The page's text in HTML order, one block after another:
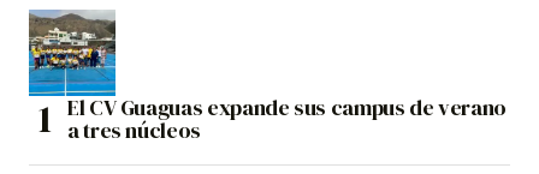
El CV Guaguas expande sus campus de verano
a tres núcleos